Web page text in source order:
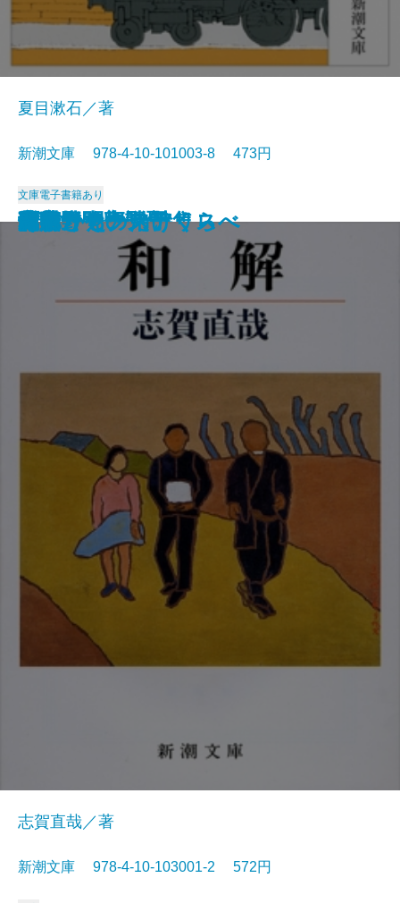
猟銃・闘牛
ヴェルレーヌ詩集
草枕
斜陽
高村光太郎詩集
歌行燈・高野聖
土
真実一路
老妓抄
坊っちゃん
夏目漱石／著
新潮文庫 978-4-10-101003-8 473円
文庫電子書籍あり
和解
志賀直哉／著
新潮文庫 978-4-10-103001-2 572円
ヰタ・セクスアリス
出家とその弟子
にごりえ・たけくらべ
武蔵野
白痴
青年
雁
それから
門